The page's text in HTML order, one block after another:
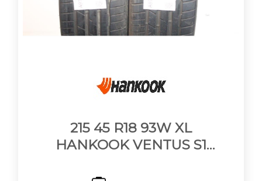
215 45 R18 93W XL
HANKOOK VENTUS S1